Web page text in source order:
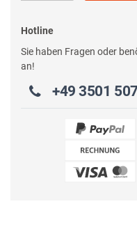
Hotline
Sie haben Fragen oder
an!
+49 3501